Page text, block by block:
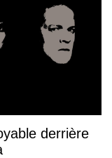
derrière